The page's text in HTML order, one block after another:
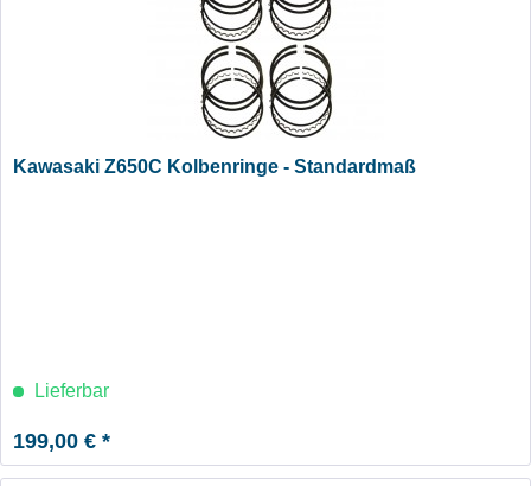
Kawasaki Z650C Kolbenringe - Standardmaß
Lieferbar
199,00 € *